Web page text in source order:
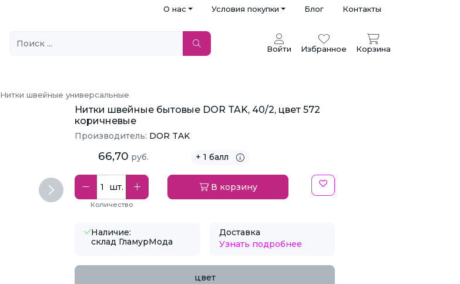
О нас Условия покупки Блог Контакты
Войти Избранное Корзина
Нитки швейные универсальные
Next
Нитки швейные бытовые DOR TAK, 40/2, цвет 572
коричневые
Производитель: DOR TAK
66,70 руб. + 1 балл
шт.
Количество
В корзину
Наличие:
склад ГламурМода
Доставка
Узнать подробнее
цвет